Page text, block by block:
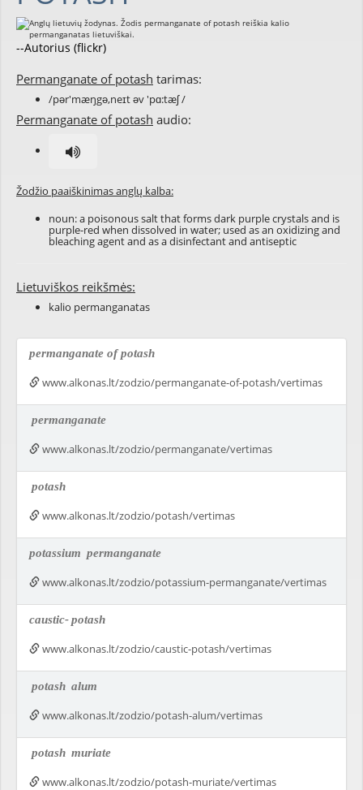
--Autorius (flickr)
Permanganate of potash tarimas:
/pər'mæŋgə,neɪt əv 'pɑ:tæʃ /
Permanganate of potash audio:
Žodžio paaiškinimas anglų kalba:
noun: a poisonous salt that forms dark purple crystals and is
purple-red when dissolved in water; used as an oxidizing and
bleaching agent and as a disinfectant and antiseptic
Lietuviškos reikšmės:
kalio permanganatas
permanganate of potash
www.alkonas.lt/zodzio/permanganate-of-potash/vertimas
permanganate
www.alkonas.lt/zodzio/permanganate/vertimas
potash
www.alkonas.lt/zodzio/potash/vertimas
potassium permanganate
www.alkonas.lt/zodzio/potassium-permanganate/vertimas
caustic-potash
www.alkonas.lt/zodzio/caustic-potash/vertimas
potash alum
www.alkonas.lt/zodzio/potash-alum/vertimas
potash muriate
www.alkonas.lt/zodzio/potash-muriate/vertimas